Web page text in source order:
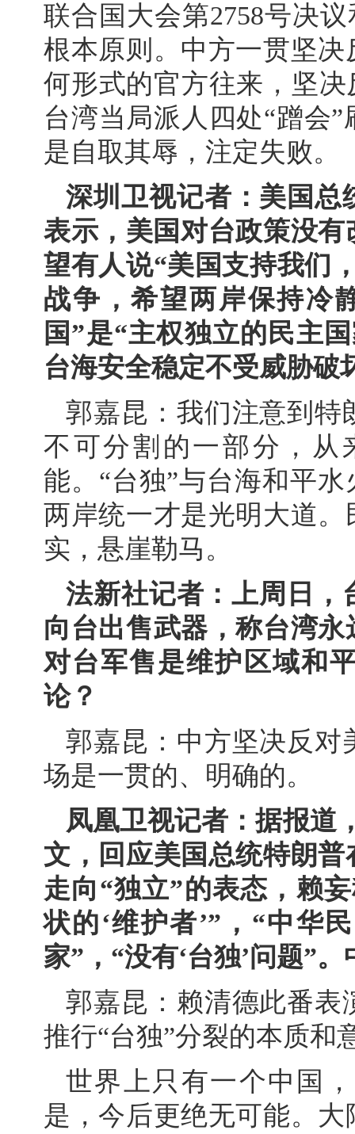
联合国大会第2758号决
根本原则。中方一贯坚
何形式的官方往来，坚
台湾当局派人四处“蹭会
是自取其辱，注定失败。
深圳卫视记者：美国总
表示，美国对台政策没
望有人说“美国支持我们
战争，希望两岸保持冷
国”是“主权独立的民主
台海安全稳定不受威胁破
郭嘉昆：我们注意到特
不可分割的一部分，从
能。“台独”与台海和平
两岸统一才是光明大道
实，悬崖勒马。
法新社记者：上周日，
向台出售武器，称台湾
对台军售是维护区域和
论？
郭嘉昆：中方坚决反对
场是一贯的、明确的。
凤凰卫视记者：据报道
文，回应美国总统特朗
走向“独立”的表态，赖
状的‘维护者’”，“中华
家”，“没有‘台独’问题”
郭嘉昆：赖清德此番表
推行“台独”分裂的本质和
世界上只有一个中国
是，今后更绝无可能。